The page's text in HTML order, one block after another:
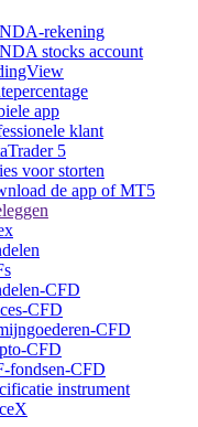
rekening
stocks account
app
klant
5
voor storten
de app of MT5
CFD
CFD
CFD
CFD
fondsen-CFD
instrument